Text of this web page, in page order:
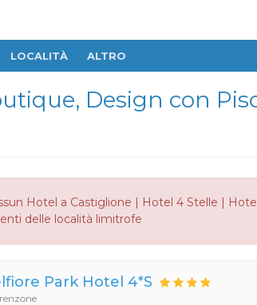
LOCALITÀ ALTRO
Design con
Hotel a Castiglione | Hotel 4 Stelle |
delle località limitrofe
Park Hotel 4*S